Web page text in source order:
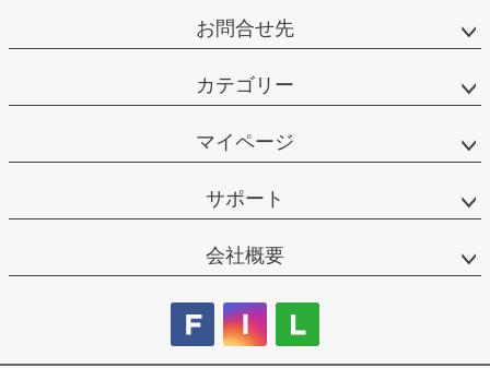
お問合せ先
カテゴリー
マイページ
サポート
会社概要